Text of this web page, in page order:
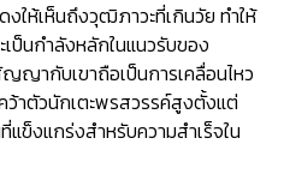
ให้เห็นถึงวุฒิภาวะที่เกินวัย ทำให้
ป็นกำลังหลักในแนวรับของ
ญากับเขาถือเป็นการเคลื่อนไหว
ว้าตัวนักเตะพรสวรรค์สูงตั้งแต่
ข็งแกร่งสำหรับความสำเร็จใน